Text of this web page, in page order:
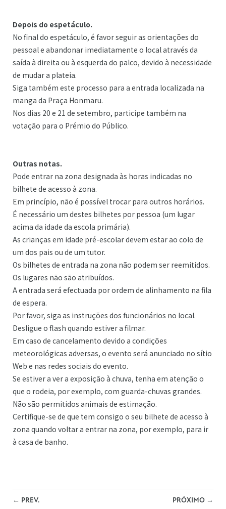
Depois do espetáculo.
No final do espetáculo, é favor seguir as orientações do
pessoal e abandonar imediatamente o local através da
saída à direita ou à esquerda do palco, devido à necessidade
de mudar a plateia.
Siga também este processo para a entrada localizada na
manga da Praça Honmaru.
Nos dias 20 e 21 de setembro, participe também na
votação para o Prémio do Público.
Outras notas.
Pode entrar na zona designada às horas indicadas no
bilhete de acesso à zona.
Em princípio, não é possível trocar para outros horários.
É necessário um destes bilhetes por pessoa (um lugar
acima da idade da escola primária).
As crianças em idade pré-escolar devem estar ao colo de
um dos pais ou de um tutor.
Os bilhetes de entrada na zona não podem ser reemitidos.
Os lugares não são atribuídos.
A entrada será efectuada por ordem de alinhamento na fila
de espera.
Por favor, siga as instruções dos funcionários no local.
Desligue o flash quando estiver a filmar.
Em caso de cancelamento devido a condições
meteorológicas adversas, o evento será anunciado no sítio
Web e nas redes sociais do evento.
Se estiver a ver a exposição à chuva, tenha em atenção o
que o rodeia, por exemplo, com guarda-chuvas grandes.
Não são permitidos animais de estimação.
Certifique-se de que tem consigo o seu bilhete de acesso à
zona quando voltar a entrar na zona, por exemplo, para ir
à casa de banho.
← PREV. PRÓXIMO →